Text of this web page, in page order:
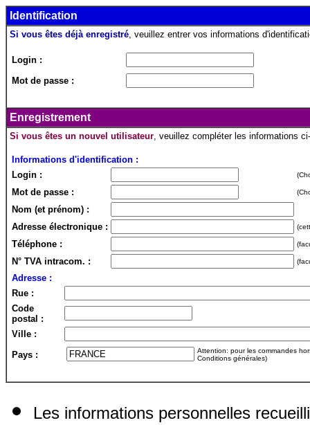
Identification
Si vous êtes déjà enregistré, veuillez entrer vos informations
Login :
Mot de passe :
Enregistrement
Si vous êtes un nouvel utilisateur, veuillez compléter les informations
Informations d'identification :
Login :
Mot de passe :
Nom (et prénom) :
Adresse électronique :
Téléphone :
N° TVA intracom. :
Adresse :
Rue :
Code
postal :
Ville :
Pays :
Attention: pour les commandes
Conditions générales)
Les informations personnelles